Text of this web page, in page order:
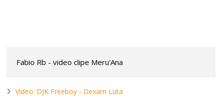
Fabio Rb - video clipe Meru'Ana
Video: DJK Freeboy - Dexam Luta